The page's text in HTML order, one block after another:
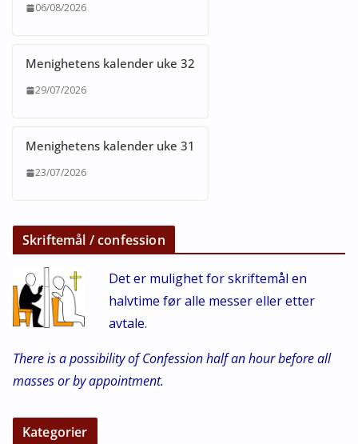
06/08/2026
Menighetens kalender uke 32
29/07/2026
Menighetens kalender uke 31
23/07/2026
Skriftemål / confession
Det er mulighet for skriftemål en
halvtime før alle messer eller etter
avtale.
There is a possibility of Confession half an hour before all
masses or by appointment.
Kategorier